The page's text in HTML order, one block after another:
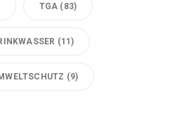
TGA (83)
(11)
(9)